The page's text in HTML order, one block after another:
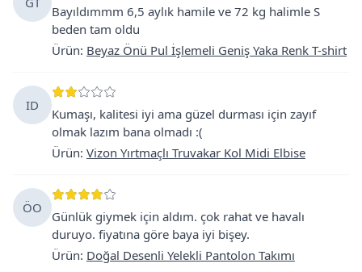
Bayıldımmm 6,5 aylık hamile ve 72 kg halimle S
beden tam oldu
Ürün: Beyaz Önü Pul İşlemeli Geniş Yaka Renk T-shirt
ID
Kumaşı, kalitesi iyi ama güzel durması için zayıf
olmak lazım bana olmadı :(
Ürün: Vizon Yırtmaçlı Truvakar Kol Midi Elbise
ÖO
Günlük giymek için aldım. çok rahat ve havalı
duruyo. fiyatına göre baya iyi bişey.
Ürün: Doğal Desenli Yelekli Pantolon Takımı